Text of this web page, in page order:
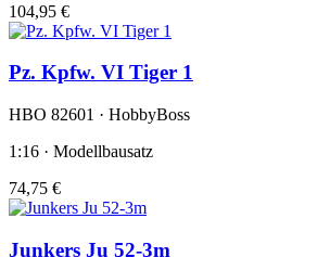
104,95 €
Pz. Kpfw. VI Tiger 1
HBO 82601 · HobbyBoss
1:16 · Modellbausatz
74,75 €
Junkers Ju 52-3m